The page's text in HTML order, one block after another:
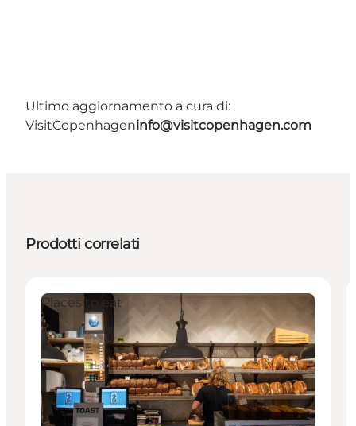
Ultimo aggiornamento a cura di:
VisitCopenhageninfo@visitcopenhagen.com
Prodotti correlati
Places to eat